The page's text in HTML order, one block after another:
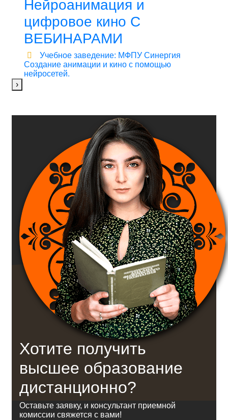
Нейроанимация и
цифровое кино С
ВЕБИНАРАМИ
Учебное заведение: МФПУ Синергия
Создание анимации и кино с помощью
нейросетей.
›
Хотите получить
высшее образование
дистанционно?
Оставьте заявку, и консультант приемной
комиссии свяжется с вами!